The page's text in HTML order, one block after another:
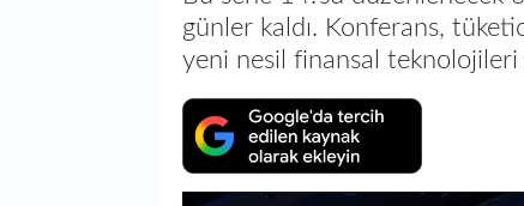
günler kaldı. Konferans,
yeni nesil finansal teknolojileri